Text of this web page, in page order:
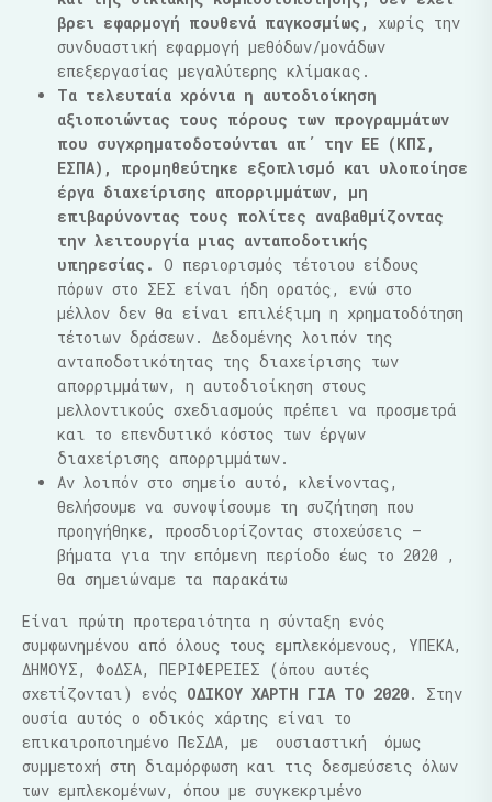
βρει εφαρμογή πουθενά παγκοσμίως,
χωρίς την
συνδυαστική εφαρμογή μεθόδων/μονάδων
επεξεργασίας μεγαλύτερης κλίμακας.
Τα τελευταία χρόνια η αυτοδιοίκηση
αξιοποιώντας τους πόρους των προγραμμάτων
που συγχρηματοδοτούνται απ΄ την ΕΕ (ΚΠΣ,
ΕΣΠΑ), προμηθεύτηκε εξοπλισμό και υλοποίησε
έργα διαχείρισης απορριμμάτων, μη
επιβαρύνοντας τους πολίτες αναβαθμίζοντας
την λειτουργία μιας ανταποδοτικής
υπηρεσίας. Ο περιορισμός τέτοιου είδους
πόρων στο ΣΕΣ είναι ήδη ορατός, ενώ στο
μέλλον δεν θα είναι επιλέξιμη η χρηματοδότηση
τέτοιων δράσεων. Δεδομένης λοιπόν της
ανταποδοτικότητας της διαχείρισης των
απορριμμάτων, η αυτοδιοίκηση στους
μελλοντικούς σχεδιασμούς πρέπει να προσμετρά
και το επενδυτικό κόστος των έργων
διαχείρισης απορριμμάτων.
Αν λοιπόν στο σημείο αυτό, κλείνοντας,
θελήσουμε να συνοψίσουμε τη συζήτηση που
προηγήθηκε, προσδιορίζοντας στοχεύσεις –
βήματα για την επόμενη περίοδο έως το 2020 ,
θα σημειώναμε τα παρακάτω
Είναι πρώτη προτεραιότητα η σύνταξη ενός
συμφωνημένου από όλους τους εμπλεκόμενους, ΥΠΕΚΑ,
ΔΗΜΟΥΣ, ΦοΔΣΑ, ΠΕΡΙΦΕΡΕΙΕΣ (όπου αυτές
σχετίζονται) ενός ΟΔΙΚΟΥ ΧΑΡΤΗ ΓΙΑ ΤΟ 2020. Στην
ουσία αυτός ο οδικός χάρτης είναι το
επικαιροποιημένο ΠεΣΔΑ, με ουσιαστική όμως
συμμετοχή στη διαμόρφωση και τις δεσμεύσεις όλων
των εμπλεκομένων, όπου με συγκεκριμένο